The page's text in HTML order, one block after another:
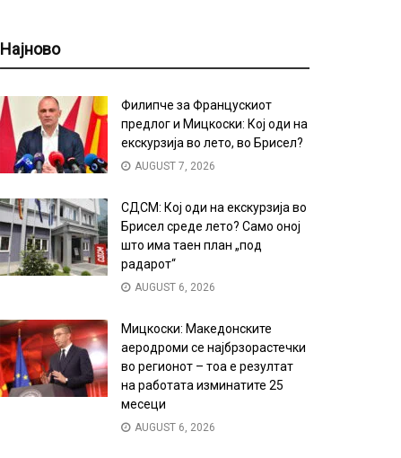
Најново
Филипче за Францускиот
предлог и Мицкоски: Кој оди на
екскурзија во лето, во Брисел?
AUGUST 7, 2026
СДСМ: Кој оди на екскурзија во
Брисел среде лето? Само оној
што има таен план „под
радарот“
AUGUST 6, 2026
Мицкоски: Македонските
аеродроми се најбрзорастечки
во регионот – тоа е резултат
на работата изминатите 25
месеци
AUGUST 6, 2026